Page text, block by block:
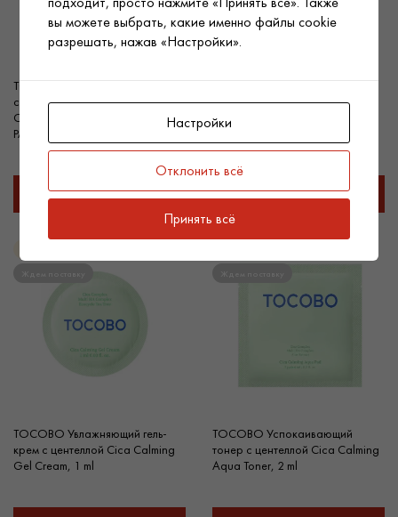
TOCOBO Увлажняющая
солнцезащитная сыворотка
Cica Calming Sun Serum SPF50+
PA++++, 1,5 ml
Подробнее
TOCOBO Энзимная пудра Cica
Calming Powder Wash, 0,6 g
Подробнее
TOCOBO Увлажняющий гель-
крем с центеллой Cica Calming
Gel Cream, 1 ml
TOCOBO Успокаивающий
тонер с центеллой Cica Calming
Aqua Toner, 2 ml
вы можете выбрать, какие именно файлы cookie
разрешать, нажав «Настройки».
Настройки
Отклонить всё
Принять всё